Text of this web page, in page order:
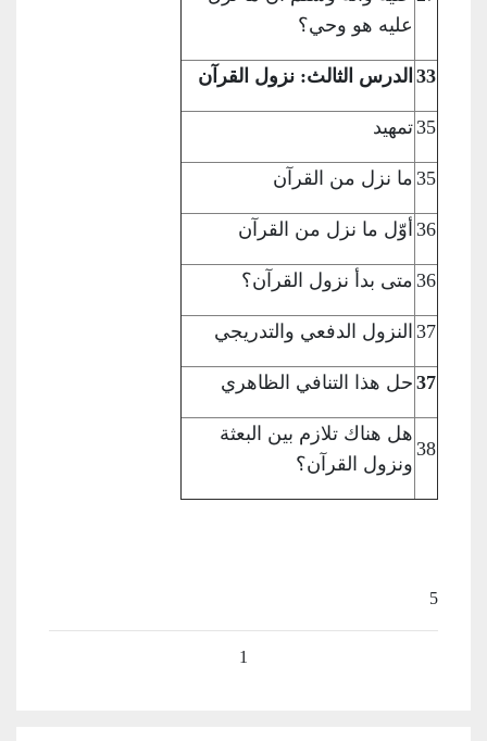
عليه هو وحي؟
33 الدرس الثالث: نزول القرآن
35تمهيد
35 ما نزل من القرآن
36 أوّل ما نزل من القرآن
36 متى بدأ نزول القرآن؟
37 النزول الدفعي والتدريجي
37 حل هذا التنافي الظاهري
38
هل هناك تلازم بين البعثة
ونزول القرآن؟
5
1